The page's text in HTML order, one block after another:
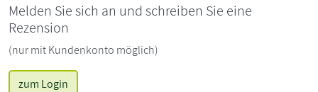
Melden Sie sich an und schreiben Sie eine
Rezension
(nur mit Kundenkonto möglich)
zum Login